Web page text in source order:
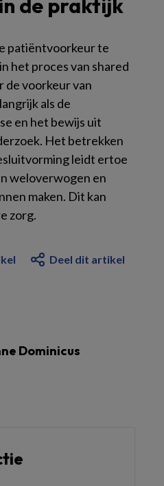
de praktijk
patiëntvoorkeur te
het proces van shared
de voorkeur van
als de
en het bewijs uit
Het betrekken
leidt ertoe
weloverwogen en
maken. Dit kan
zorg.
Deel dit artikel
Dominicus